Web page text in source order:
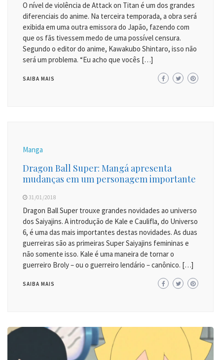
O nível de violência de Attack on Titan é um dos grandes
diferenciais do anime. Na terceira temporada, a obra será
exibida em uma outra emissora do Japão, fazendo com
que os fãs tivessem medo de uma possível censura.
Segundo o editor do anime, Kawakubo Shintaro, isso não
será um problema. “Eu acho que vocês […]
SAIBA MAIS
Manga
Dragon Ball Super: Mangá apresenta
mudanças em um personagem importante
31/01/2018
Dragon Ball Super trouxe grandes novidades ao universo
dos Saiyajins. A introdução de Kale e Caulifla, do Universo
6, é uma das mais importantes destas novidades. As duas
guerreiras são as primeiras Super Saiyajins femininas e
não somente isso. Kale é uma maneira de tornar o
guerreiro Broly – ou o guerreiro lendário – canônico. […]
SAIBA MAIS